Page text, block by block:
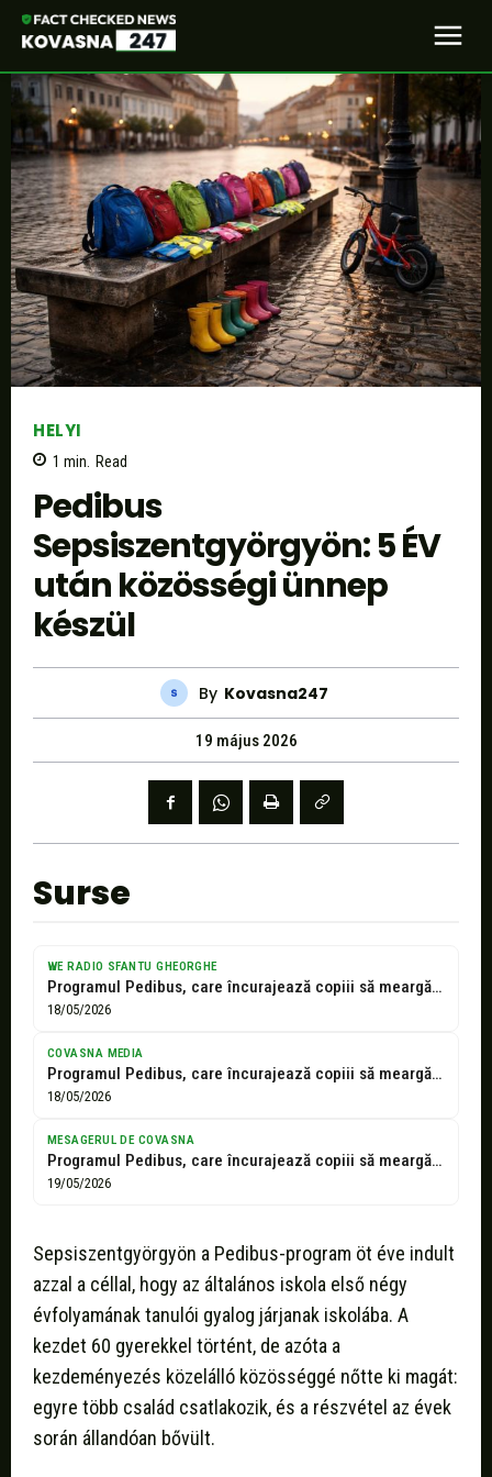
HELYI
1 min. Read
Pedibus
Sepsiszentgyörgyön: 5 ÉV
után közösségi ünnep
készül
By Kovasna247
19 május 2026
Surse
WE RADIO SFANTU GHEORGHE
Programul Pedibus, care încurajează copiii să meargă pe jos la şcoală, aniversează...
18/05/2026
COVASNA MEDIA
Programul Pedibus, care încurajează copiii să meargă pe jos la şcoală, aniversează...
18/05/2026
MESAGERUL DE COVASNA
Programul Pedibus, care încurajează copiii să meargă pe jos la şcoală, aniversează...
19/05/2026
Sepsiszentgyörgyön a Pedibus-program öt éve indult
azzal a céllal, hogy az általános iskola első négy
évfolyamának tanulói gyalog járjanak iskolába. A
kezdet 60 gyerekkel történt, de azóta a
kezdeményezés közelálló közösséggé nőtte ki magát:
egyre több család csatlakozik, és a részvétel az évek
során állandóan bővült.